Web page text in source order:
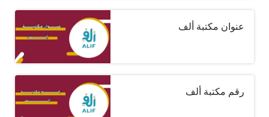
عنوان مكتبة ألف
رقم مكتبة ألف